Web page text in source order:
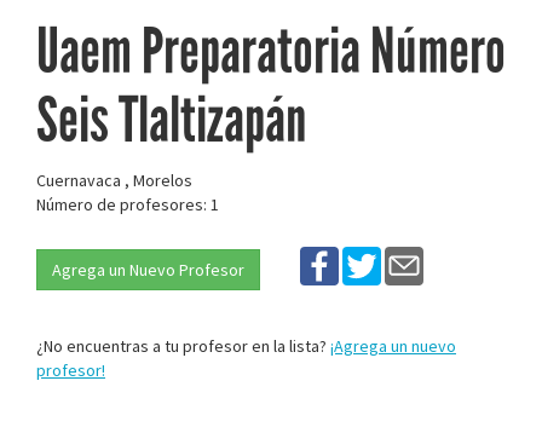
Uaem Preparatoria Número
Seis Tlaltizapán
Cuernavaca , Morelos
Número de profesores: 1
Agrega un Nuevo Profesor
¿No encuentras a tu profesor en la lista? ¡Agrega un nuevo
profesor!